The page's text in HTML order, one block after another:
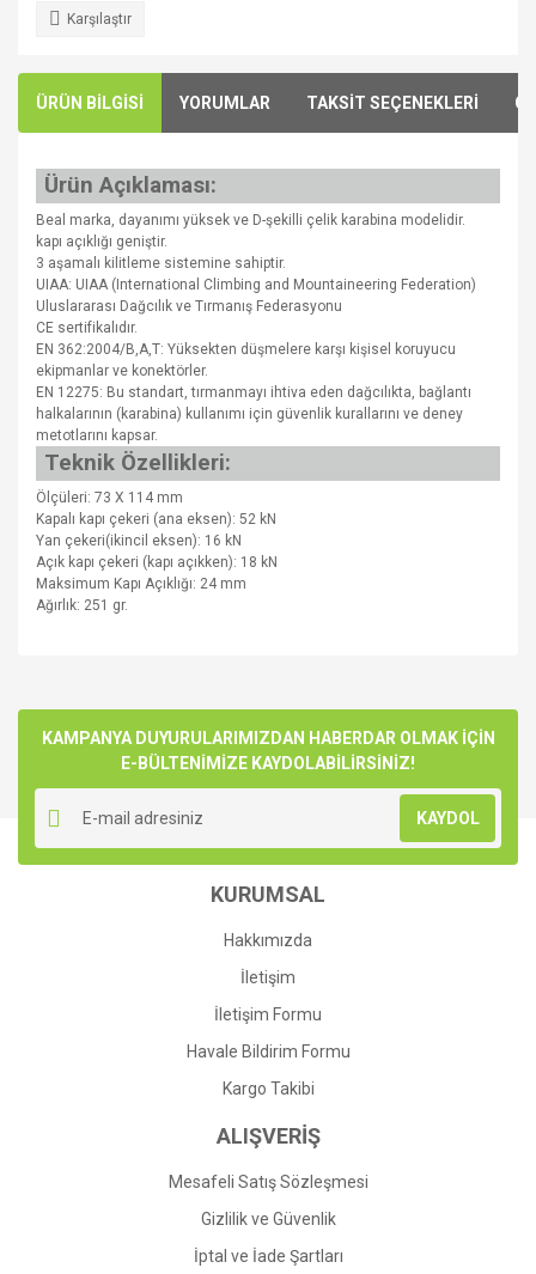
Karşılaştır
ÜRÜN BİLGİSİ YORUMLAR TAKSİT SEÇENEKLERİ
Ürün Açıklaması:
Beal marka, dayanımı yüksek ve D-şekilli çelik karabina modelidir.
kapı açıklığı geniştir.
3 aşamalı kilitleme sistemine sahiptir.
UIAA: UIAA (International Climbing and Mountaineering Federation)
Uluslararası Dağcılık ve Tırmanış Federasyonu
CE sertifikalıdır.
EN 362:2004/B,A,T: Yüksekten düşmelere karşı kişisel koruyucu
ekipmanlar ve konektörler.
EN 12275: Bu standart, tırmanmayı ihtiva eden dağcılıkta, bağlantı
halkalarının (karabina) kullanımı için güvenlik kurallarını ve deney
metotlarını kapsar.
Teknik Özellikleri:
Ölçüleri: 73 X 114 mm
Kapalı kapı çekeri (ana eksen): 52 kN
Yan çekeri(ikincil eksen): 16 kN
Açık kapı çekeri (kapı açıkken): 18 kN
Maksimum Kapı Açıklığı: 24 mm
Ağırlık: 251 gr.
Yorum Yaz
kullanarak tarafımıza iletebilirsiniz.
Görüş ve önerileriniz için teşekkür ederiz.
Ürün resmi kalitesiz, bozuk veya görüntülenemiyor.
Ürün açıklamasında eksik bilgiler bulunuyor.
Ürün bilgilerinde hatalar bulunuyor.
Ürün fiyatı diğer sitelerden daha pahalı.
Gönder
KAMPANYA DUYURULARIMIZDAN HABERDAR OLMAK İÇİN
E-BÜLTENİMİZE KAYDOLABİLİRSİNİZ!
KAYDOL
KURUMSAL
Hakkımızda
İletişim
İletişim Formu
Havale Bildirim Formu
Kargo Takibi
ALIŞVERİŞ
Mesafeli Satış Sözleşmesi
Gizlilik ve Güvenlik
İptal ve İade Şartları